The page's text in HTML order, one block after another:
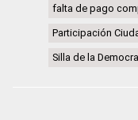
falta de pago
Participación
Silla de la